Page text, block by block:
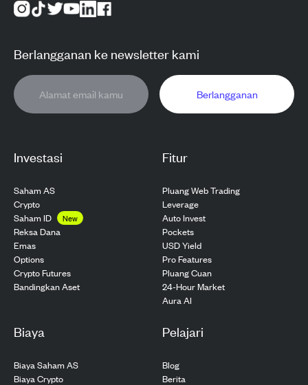
Investasi
Saham AS
Crypto
Saham ID
New
Reksa Dana
Emas
Options
Crypto Futures
Bandingkan Aset
Fitur
Pluang Web Trading
Leverage
Auto Invest
Pockets
USD Yield
Pro Features
Pluang Cuan
24-Hour Market
Aura AI
Biaya
Biaya Saham AS
Biaya Crypto
Pelajari
Blog
Berita
Berlangganan ke newsletter kami
Berlangganan